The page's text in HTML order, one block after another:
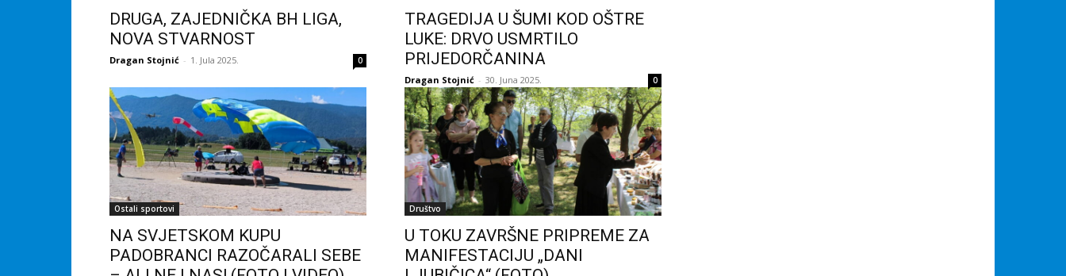
DRUGA, ZAJEDNIČKA BH LIGA,
NOVA STVARNOST
Dragan Stojnić - 1. Jula 2025. 0
TRAGEDIJA U ŠUMI KOD OŠTRE
LUKE: DRVO USMRTILO
PRIJEDORČANINA
Dragan Stojnić - 30. Juna 2025. 0
Ostali sportovi
NA SVJETSKOM KUPU
PADOBRANCI RAZOČARALI SEBE
Društvo
U TOKU ZAVRŠNE PRIPREME ZA
MANIFESTACIJU „DANI